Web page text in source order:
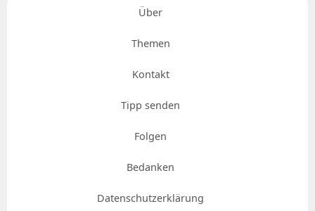
Über
Themen
Kontakt
Tipp senden
Folgen
Bedanken
Datenschutzerklärung